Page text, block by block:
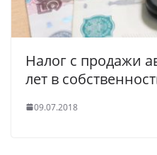
Налог с продажи
лет в
09.07.2018